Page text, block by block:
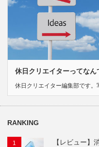
休日クリエイターってなん
休日クリエイター編集部です
RANKING
【レビュー】